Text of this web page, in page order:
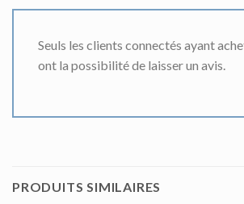
Seuls les clients connectés ayant
ont la possibilité de laisser un avis.
PRODUITS SIMILAIRES